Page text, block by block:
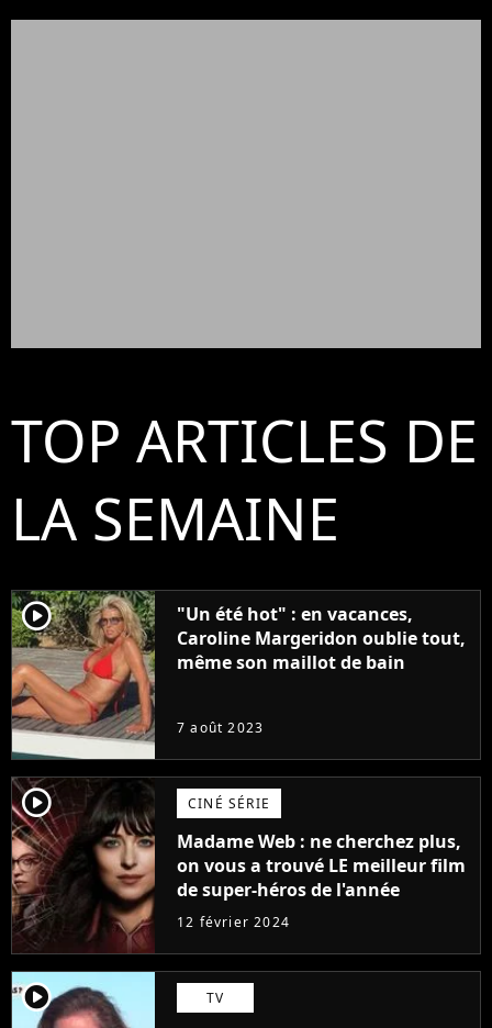
TOP ARTICLES DE
LA SEMAINE
player2
"Un été hot" : en vacances,
Caroline Margeridon oublie tout,
même son maillot de bain
7 août 2023
player2 CINÉ SÉRIE
Madame Web : ne cherchez plus,
on vous a trouvé LE meilleur film
de super-héros de l'année
12 février 2024
player2 TV